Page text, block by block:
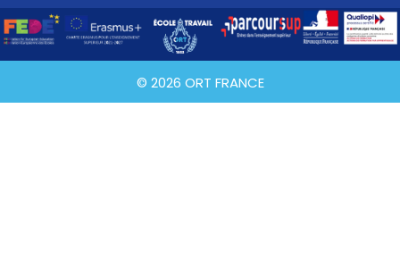
© 2026 ORT FRANCE